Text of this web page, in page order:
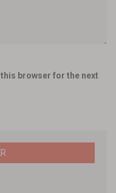
browser for the next